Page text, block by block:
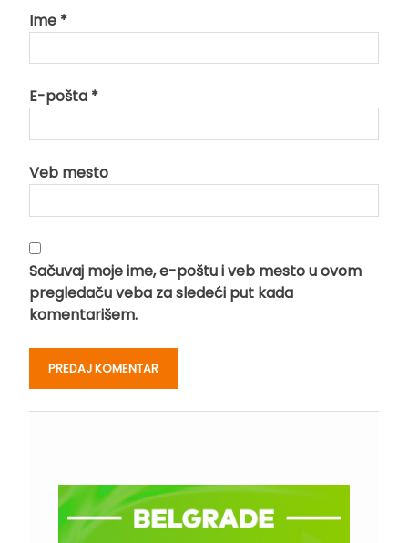
Ime *
E-pošta *
Veb mesto
Sačuvaj moje ime, e-poštu i veb mesto u ovom
pregledaču veba za sledeći put kada
komentarišem.